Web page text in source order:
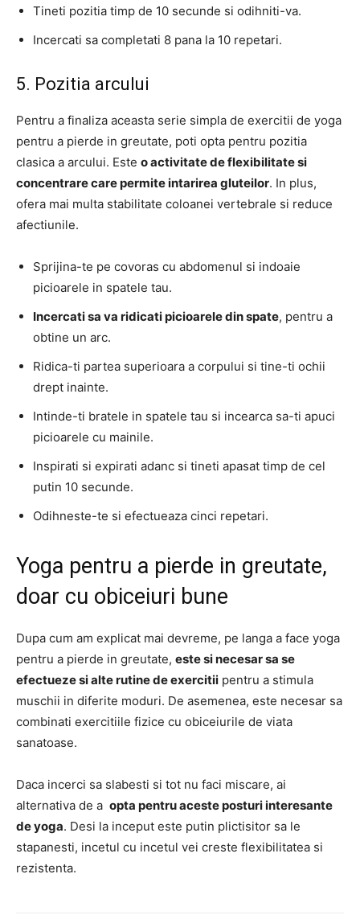
Tineti pozitia timp de 10 secunde si odihniti-va.
Incercati sa completati 8 pana la 10 repetari.
5. Pozitia arcului
Pentru a finaliza aceasta serie simpla de exercitii de yoga
pentru a pierde in greutate, poti opta pentru pozitia
clasica a arcului. Este o activitate de flexibilitate si
concentrare care permite intarirea gluteilor. In plus,
ofera mai multa stabilitate coloanei vertebrale si reduce
afectiunile.
Sprijina-te pe covoras cu abdomenul si indoaie
picioarele in spatele tau.
Incercati sa va ridicati picioarele din spate, pentru a
obtine un arc.
Ridica-ti partea superioara a corpului si tine-ti ochii
drept inainte.
Intinde-ti bratele in spatele tau si incearca sa-ti apuci
picioarele cu mainile.
Inspirati si expirati adanc si tineti apasat timp de cel
putin 10 secunde.
Odihneste-te si efectueaza cinci repetari.
Yoga pentru a pierde in greutate,
doar cu obiceiuri bune
Dupa cum am explicat mai devreme, pe langa a face yoga
pentru a pierde in greutate, este si necesar sa se
efectueze si alte rutine de exercitii pentru a stimula
muschii in diferite moduri. De asemenea, este necesar sa
combinati exercitiile fizice cu obiceiurile de viata
sanatoase.
Daca incerci sa slabesti si tot nu faci miscare, ai
alternativa de a opta pentru aceste posturi interesante
de yoga. Desi la inceput este putin plictisitor sa le
stapanesti, incetul cu incetul vei creste flexibilitatea si
rezistenta.